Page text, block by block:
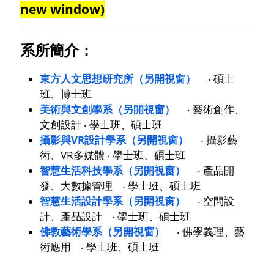
new window)
系所簡介：
東方人文思想研究所（另開視窗）
‧ 碩士
班、博士班
美術與文創學系（另開視窗）
‧ 藝術創作、
文創設計 ‧ 學士班、碩士班
攝影與VR設計學系（另開視窗）
‧ 攝影藝
術、VR多媒體 ‧ 學士班、碩士班
智慧生活科技學系（另開視窗）
‧ 產品開
發、大數據管理 ‧ 學士班、碩士班
智慧生活設計學系（另開視窗）
‧ 空間設
計、產品設計 ‧ 學士班、碩士班
佛教藝術學系（另開視窗）
‧ 佛學義理、藝
術應用 ‧ 學士班、碩士班